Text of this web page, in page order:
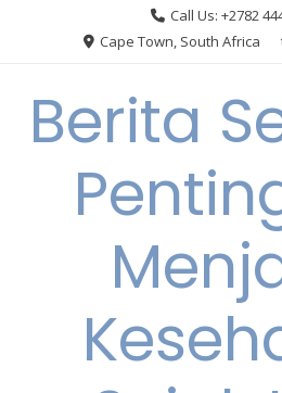
Call Us: +2782
Cape Town, South Africa
Berita